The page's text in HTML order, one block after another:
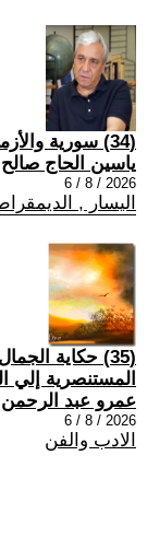
(34) سورية والأزمة الوطنية الجيليّة
ياسين الحاج صالح
2026 / 8 / 6
اليسار ,
(35) حكاية
المستنصرية إلي
عمرو عبد الرحمن
2026 / 8 / 6
الادب والفن